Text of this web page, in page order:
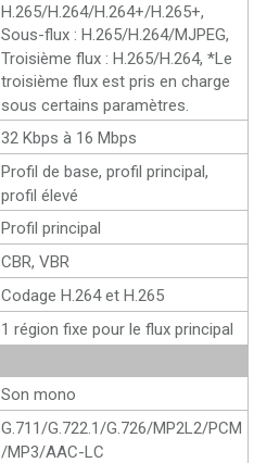
H.265/H.264/H.264+/H.265+,
Sous-flux : H.265/H.264/MJPEG,
Troisième flux : H.265/H.264, *Le
troisième flux est pris en charge
sous certains paramètres.
32 Kbps à 16 Mbps
Profil de base, profil principal,
profil élevé
Profil principal
CBR, VBR
Codage H.264 et H.265
1 région fixe pour le flux principal
Son mono
G.711/G.722.1/G.726/MP2L2/PCM
/MP3/AAC-LC